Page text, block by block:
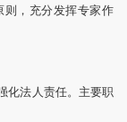
则，充分发挥专家作
化法人责任。主要职